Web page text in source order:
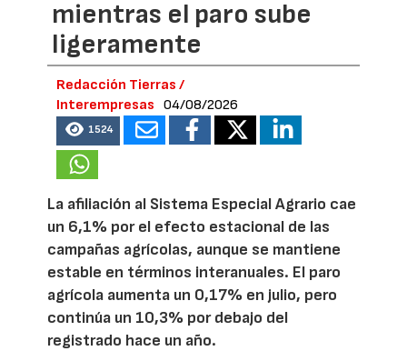
mientras el paro sube
ligeramente
Redacción Tierras /
Interempresas
04/08/2026
1524
La afiliación al Sistema Especial Agrario cae
un 6,1% por el efecto estacional de las
campañas agrícolas, aunque se mantiene
estable en términos interanuales. El paro
agrícola aumenta un 0,17% en julio, pero
continúa un 10,3% por debajo del
registrado hace un año.